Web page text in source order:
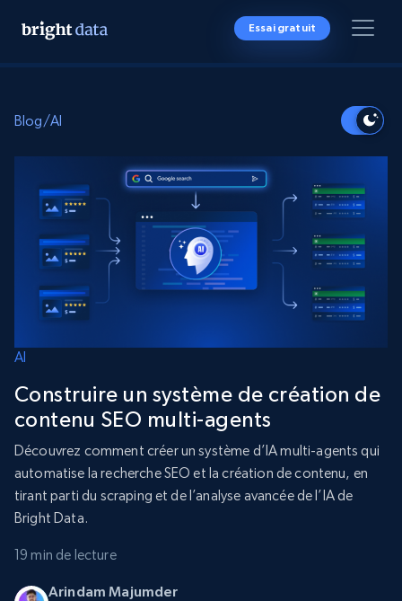
Essai gratuit
Blog/AI
AI
Construire un système de création de
contenu SEO multi-agents
Découvrez comment créer un système d’IA multi-agents qui
automatise la recherche SEO et la création de contenu, en
tirant parti du scraping et de l’analyse avancée de l’IA de
Bright Data.
19 min de lecture
Arindam Majumder